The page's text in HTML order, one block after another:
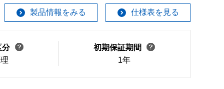
製品情報をみる 仕様表を見る
分
初期保証期間
1年